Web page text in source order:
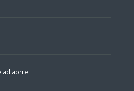
ad aprile